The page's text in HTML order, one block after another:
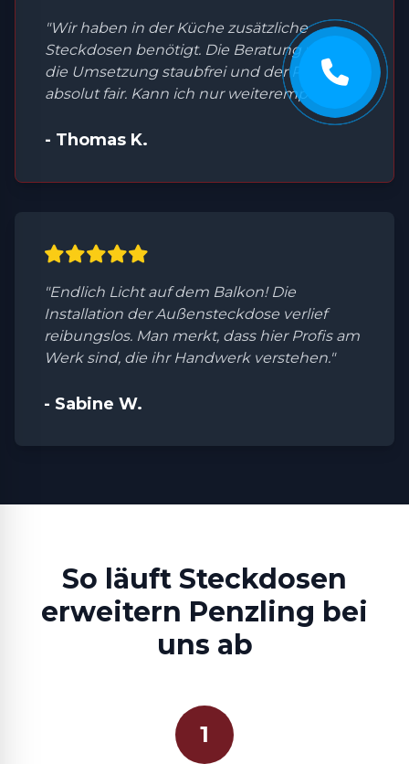
"Wir haben in der Küche zusätzliche
Steckdosen benötigt. Die Beratung war top,
die Umsetzung staubfrei und der Preis
absolut fair. Kann ich nur weiterempfehlen."
- Thomas K.
"Endlich Licht auf dem Balkon! Die
Installation der Außensteckdose verlief
reibungslos. Man merkt, dass hier Profis am
Werk sind, die ihr Handwerk verstehen."
- Sabine W.
So läuft Steckdosen
erweitern Penzling bei
uns ab
1